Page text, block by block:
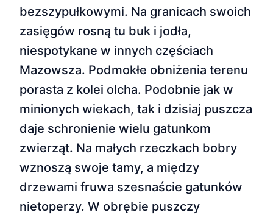
bezszypułkowymi. Na granicach swoich
zasięgów rosną tu buk i jodła,
niespotykane w innych częściach
Mazowsza. Podmokłe obniżenia terenu
porasta z kolei olcha. Podobnie jak w
minionych wiekach, tak i dzisiaj puszcza
daje schronienie wielu gatunkom
zwierząt. Na małych rzeczkach bobry
wznoszą swoje tamy, a między
drzewami fruwa szesnaście gatunków
nietoperzy. W obrębie puszczy